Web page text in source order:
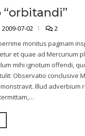
“orbitandi”
2009-07-02
2
monitus paginam
et quae ad Mercurium
mihi ignotum offendi,
Observatio conclusive
Illud adverbium